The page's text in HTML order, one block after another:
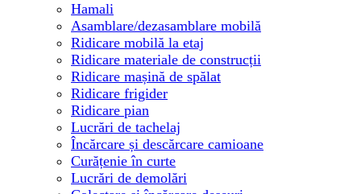
Hamali
Asamblare/dezasamblare mobilă
Ridicare mobilă la etaj
Ridicare materiale de construcții
Ridicare mașină de spălat
Ridicare frigider
Ridicare pian
Lucrări de tachelaj
Încărcare și descărcare camioane
Curățenie în curte
Lucrări de demolări